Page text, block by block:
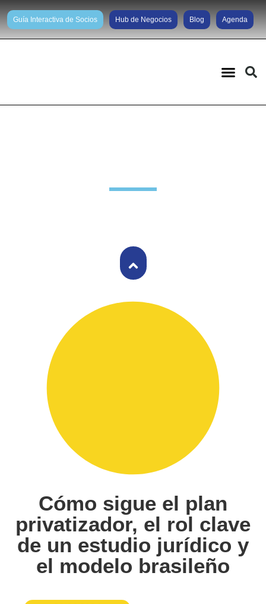
Guía Interactiva de Socios Hub de Negocios Blog Agenda
Cómo sigue el plan
privatizador, el rol clave
de un estudio jurídico y
el modelo brasileño